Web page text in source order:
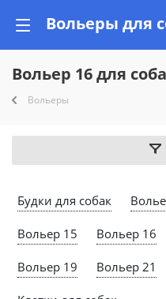
Вольер 16 для
Вольеры
Будки для собак
Вольер 15 Вольер 16
Вольер 19 Вольер 21